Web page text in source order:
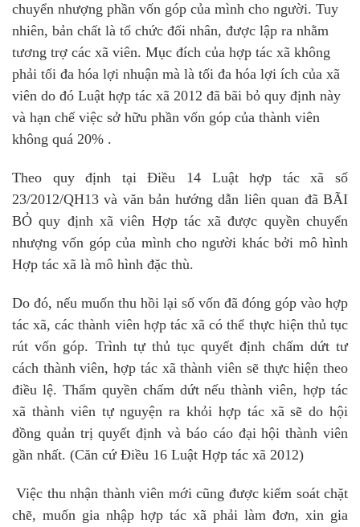
chuyển nhượng phần vốn góp của mình cho người. Tuy
nhiên, bản chất là tổ chức đối nhân, được lập ra nhằm
tương trợ các xã viên. Mục đích của hợp tác xã không
phải tối đa hóa lợi nhuận mà là tối đa hóa lợi ích của xã
viên do đó Luật hợp tác xã 2012 đã bãi bỏ quy định này
và hạn chế việc sở hữu phần vốn góp của thành viên
không quá 20% .
Theo quy định tại Điều 14 Luật hợp tác xã số
23/2012/QH13 và văn bản hướng dẫn liên quan đã BÃI
BỎquy định xã viên Hợp tác xã được quyền chuyển
nhượng vốn góp của mình cho người khác bởi mô hình
Hợp tác xã là mô hình đặc thù.
Do đó, nếu muốn thu hồi lại số vốn đã đóng góp vào hợp
tác xã, các thành viên hợp tác xã có thể thực hiện thủ tục
rút vốn góp. Trình tự thủ tục quyết định chấm dứt tư
cách thành viên, hợp tác xã thành viên sẽ thực hiện theo
điều lệ. Thẩm quyền chấm dứt nếu thành viên, hợp tác
xã thành viên tự nguyện ra khỏi hợp tác xã sẽ do hội
đồng quản trị quyết định và báo cáo đại hội thành viên
gần nhất. (Căn cứ Điều 16 Luật Hợp tác xã 2012)
Việc thu nhận thành viên mới cũng được kiểm soát chặt
chẽ, muốn gia nhập hợp tác xã phải làm đơn, xin gia